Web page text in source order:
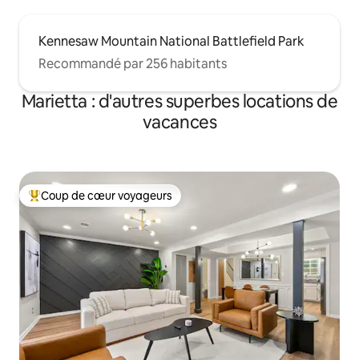
Kennesaw Mountain National Battlefield Park
Recommandé par 256 habitants
Marietta : d'autres superbes locations de
vacances
Coups de cœur voyageurs les plus appréciés
Coup de cœur voyageurs